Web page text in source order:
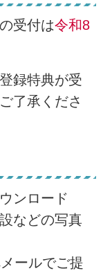
受付は令和8
録特典が受
了承くださ
ンロード
などの写真
ールでご提